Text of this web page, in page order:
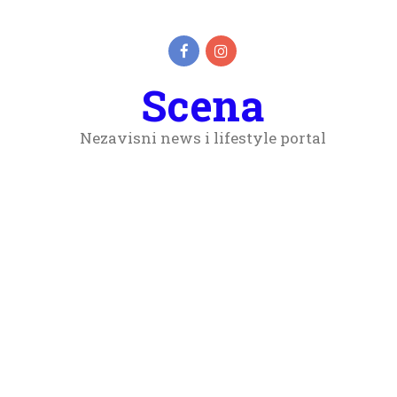
Scena
Nezavisni news i lifestyle portal